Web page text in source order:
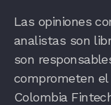
Las opiniones
analistas son
son
comprometen el
Colombia